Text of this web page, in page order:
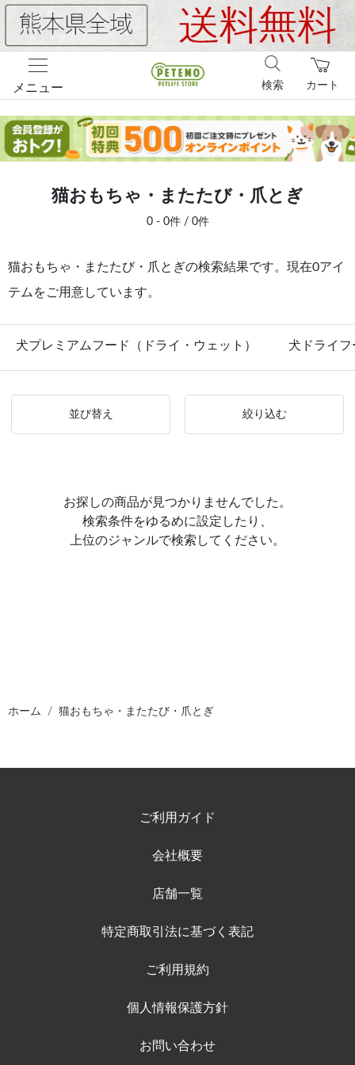
メニュー カート
検索
猫おもちゃ・またたび・爪とぎ
0 - 0件 / 0件
猫おもちゃ・またたび・爪とぎの検索結果です。現在0アイ
テムをご用意しています。
犬プレミアムフード（ドライ・ウェット） 犬ドライフ
並び替え 絞り込む
お探しの商品が見つかりませんでした。
検索条件をゆるめに設定したり、
上位のジャンルで検索してください。
ホーム 猫おもちゃ・またたび・爪とぎ
ご利用ガイド
会社概要
店舗一覧
特定商取引法に基づく表記
ご利用規約
個人情報保護方針
お問い合わせ